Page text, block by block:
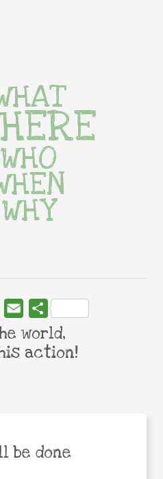
be done
WHO
WHY
WhatsApp
Email Share
world,
action!